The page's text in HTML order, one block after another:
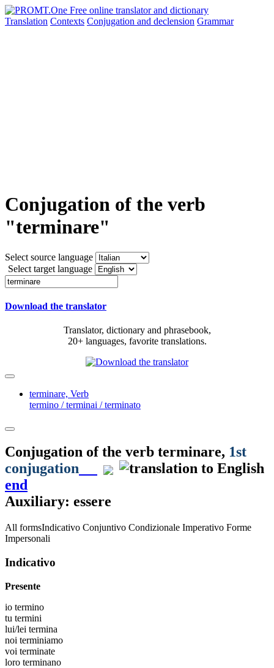
Translation Contexts Conjugation and declension Grammar
Conjugation of the verb
"terminare"
Select source language
Select target language
Download the translator
Translator, dictionary and phrasebook,
20+ languages, favorite translations.
terminare, Verb
termino / terminai / terminato
Conjugation of the verb terminare, 1st
conjugation
end
Auxiliary: essere
All formsIndicativo Conjuntivo Condizionale Imperativo Forme
Impersonali
Indicativo
Presente
io termino
tu termini
lui/lei termina
noi terminiamo
voi terminate
loro terminano